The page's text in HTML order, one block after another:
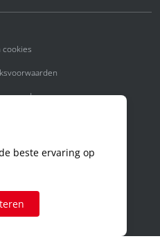
cookies
ivm privacy
beste ervaring op